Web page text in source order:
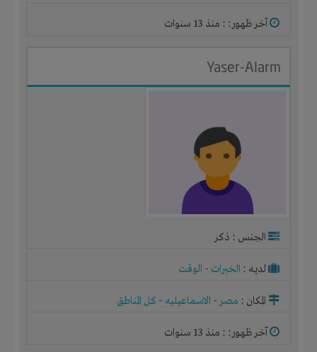
آخر ظهور: : منذ 13 سنوات
Yaser-Alarm
الجنس : ذكر
لديـه : الخبرات - الوقت
المكان : مصر- الاسماعيليه - كل المناطق
آخر ظهور: : منذ 13 سنوات